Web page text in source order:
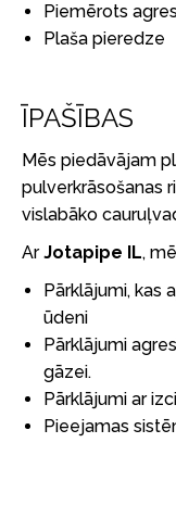
Piemērots
Plaša pieredze
ĪPAŠĪBAS
Mēs piedāvājam
pulverkrāsošanas
vislabāko
ArJotapipe IL,
Pārklājumi, kas
ūdeni
Pārklājumi
gāzei.
Pārklājumi ar
Pieejamas